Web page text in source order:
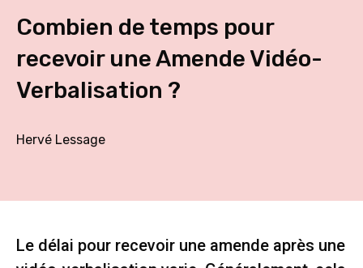
Combien de temps pour
recevoir une Amende Vidéo-
Verbalisation ?
Hervé Lessage
Le délai pour recevoir une amende après une